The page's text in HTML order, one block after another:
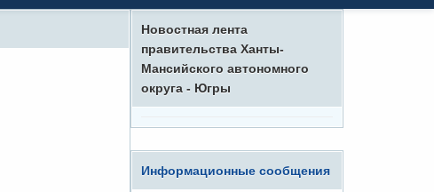
Новостная лента
правительства Ханты-
Мансийского автономного
округа - Югры
Информационные сообщения